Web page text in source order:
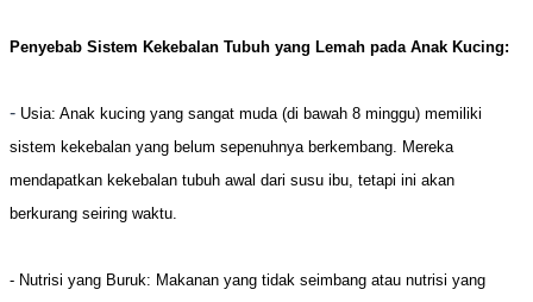
Penyebab Sistem Kekebalan Tubuh yang Lemah pada Anak Kucing:
- Usia: Anak kucing yang sangat muda (di bawah 8 minggu) memiliki
sistem kekebalan yang belum sepenuhnya berkembang. Mereka
mendapatkan kekebalan tubuh awal dari susu ibu, tetapi ini akan
berkurang seiring waktu.
- Nutrisi yang Buruk: Makanan yang tidak seimbang atau nutrisi yang